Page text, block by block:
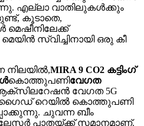
എല്ലാ വാതിലുകൾക്കും
കൂടാതെ,
സ്വിച്ചിനായി ഒരു കീ
നിലയിൽ,MIRA 9 CO2 കട്ടിംഗ്
കൊത്തുപണിവേഗത
വേഗത 5G
ഗൈഡ് റെയിൽ കൊത്തുപണി
ചുവന്ന ബീം
പാതയ്ക്ക് സമാനമാണ്.